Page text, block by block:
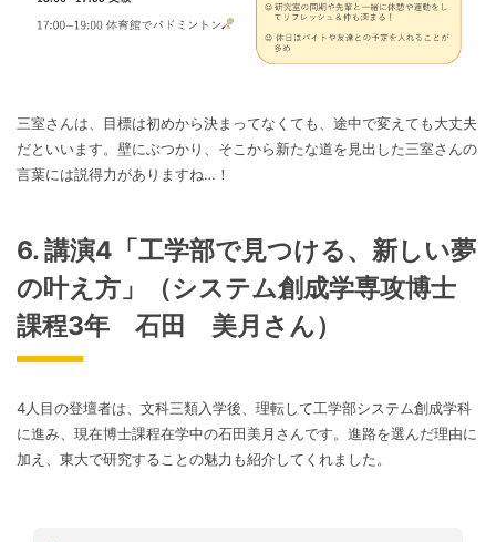
三室さんは、目標は初めから決まってなくても、途中で変えても大丈夫
だといいます。壁にぶつかり、そこから新たな道を見出した三室さんの
言葉には説得力がありますね…！
6. 講演4「工学部で見つける、新しい夢
の叶え方」（システム創成学専攻博士
課程3年 石田 美月さん）
4人目の登壇者は、文科三類入学後、理転して工学部システム創成学科
に進み、現在博士課程在学中の石田美月さんです。進路を選んだ理由に
加え、東大で研究することの魅力も紹介してくれました。